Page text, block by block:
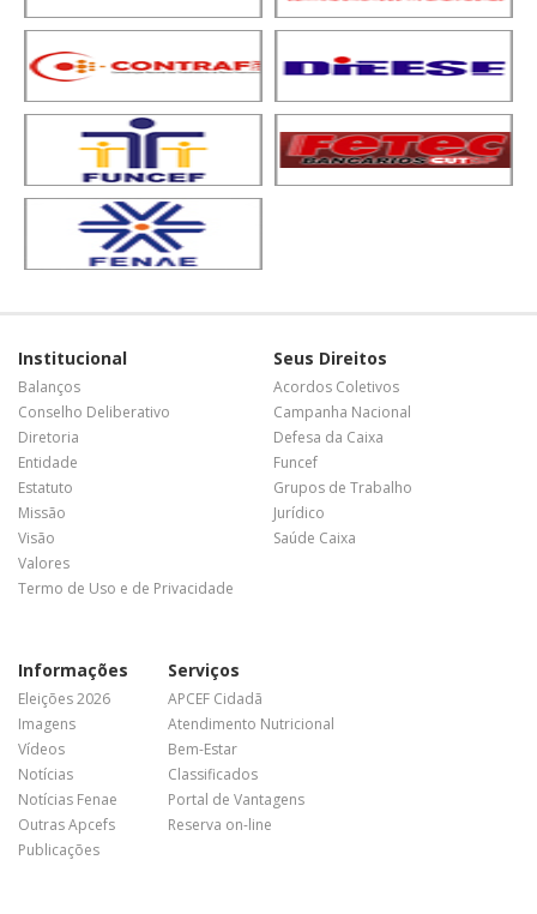
Institucional
Balanços
Conselho Deliberativo
Diretoria
Entidade
Estatuto
Missão
Visão
Valores
Termo de Uso e de Privacidade
Seus Direitos
Acordos Coletivos
Campanha Nacional
Defesa da Caixa
Funcef
Grupos de Trabalho
Jurídico
Saúde Caixa
Informações
Eleições 2026
Imagens
Vídeos
Notícias
Notícias Fenae
Outras Apcefs
Publicações
Serviços
APCEF Cidadã
Atendimento Nutricional
Bem-Estar
Classificados
Portal de Vantagens
Reserva on-line